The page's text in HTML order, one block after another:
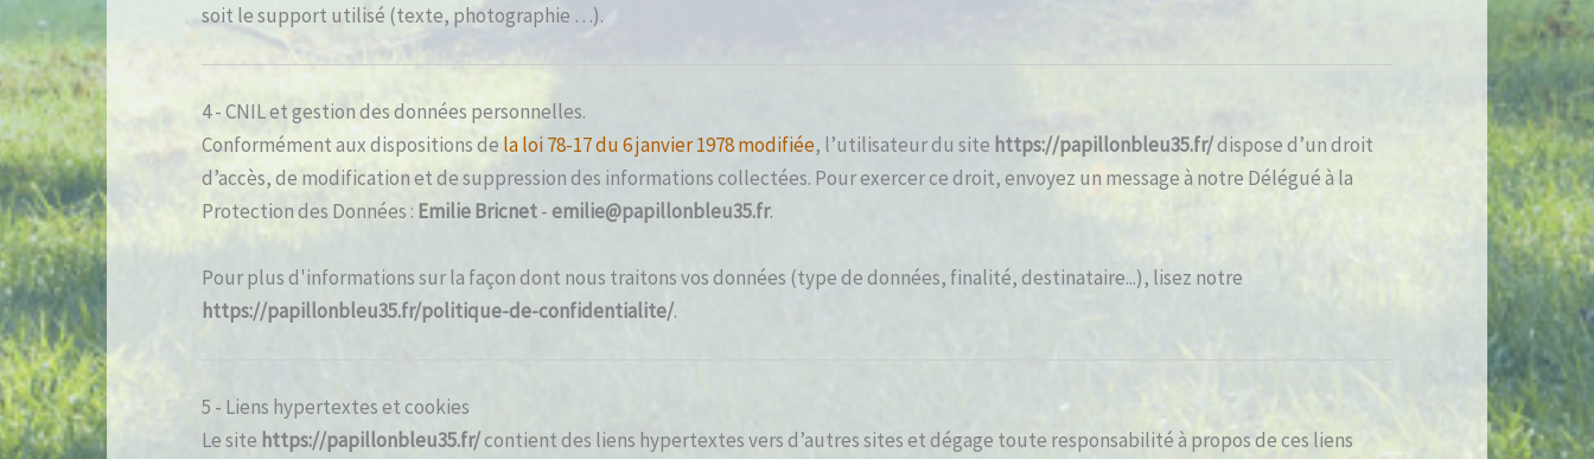
soit le support utilisé (texte, photographie …).
4 - CNIL et gestion des données personnelles.
Conformément aux dispositions de la loi 78-17 du 6 janvier 1978 modifiée, l’utilisateur du site https://papillonbleu35.fr/dispose d’un droit
d’accès, de modification et de suppression des informations collectées. Pour exercer ce droit, envoyez un message à notre Délégué à la
Protection des Données : Emilie Bricnet-emilie@papillonbleu35.fr.
Pour plus d'informations sur la façon dont nous traitons vos données (type de données, finalité, destinataire...), lisez notre
https://papillonbleu35.fr/politique-de-confidentialite/.
5 - Liens hypertextes et cookies
Le site https://papillonbleu35.fr/contient des liens hypertextes vers d’autres sites et dégage toute responsabilité à propos de ces liens